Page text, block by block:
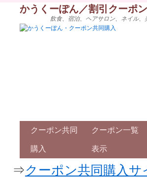
かうくーぽん／割引クーポ
飲食、宿泊、ヘアサロン、ネイル
クーポン共同
購入
クーポン一覧
表示
⇒クーポン共同購入